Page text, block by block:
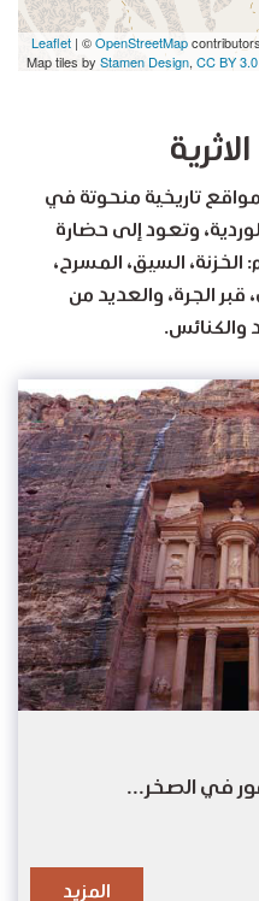
Leaflet | ©OpenStreetMap
Map tiles by Stamen Design, CC BY 3.0
مواقع تاريخية منحوتة في
وتعود إلى حضارة
الخزنة، السيق، المسرح،
قبر الجرة، والعديد من
والكنائس.
في الصخر...
المزيد